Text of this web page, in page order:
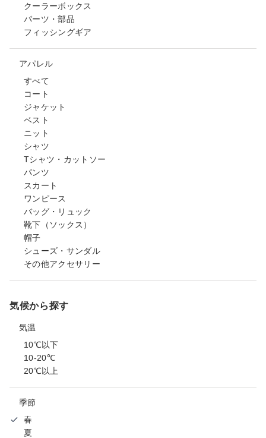
クーラーボックス
パーツ・部品
フィッシングギア
アパレル
すべて
コート
ジャケット
ベスト
ニット
シャツ
Tシャツ・カットソー
パンツ
スカート
ワンピース
バッグ・リュック
靴下（ソックス）
帽子
シューズ・サンダル
その他アクセサリー
気候から探す
気温
10℃以下
10-20℃
20℃以上
季節
春
夏